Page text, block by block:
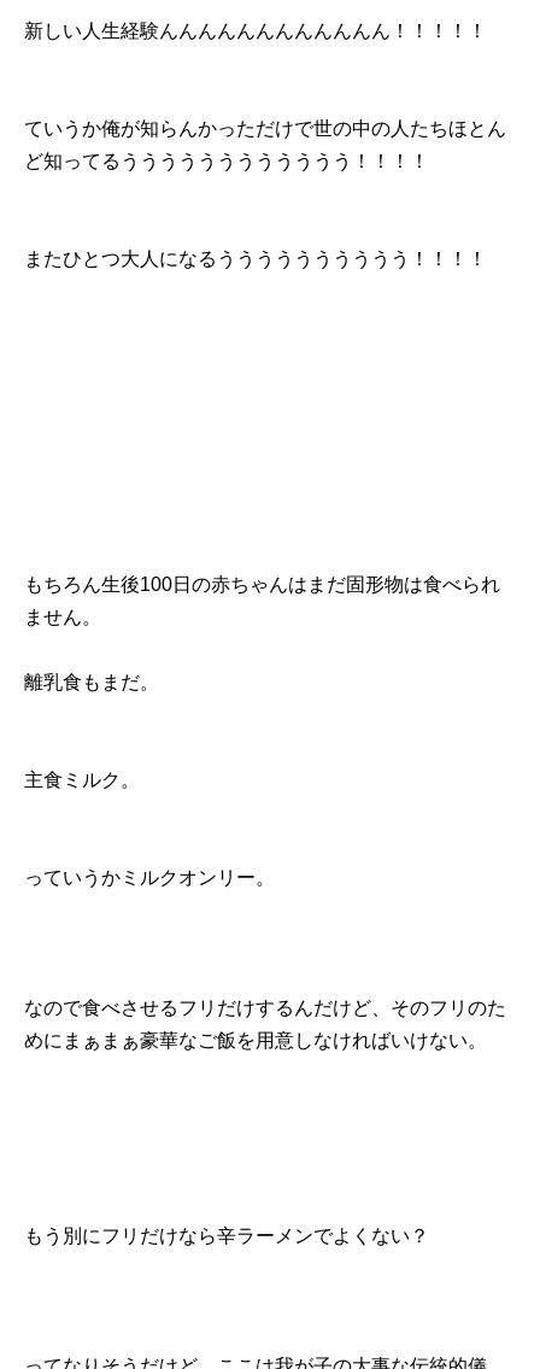
新しい人生経験んんんんんんんんんんんん！！！！！
ていうか俺が知らんかっただけで世の中の人たちほとん
ど知ってるうううううううううううう！！！！
またひとつ大人になるうううううううううう！！！！
もちろん生後100日の赤ちゃんはまだ固形物は食べられ
ません。
離乳食もまだ。
主食ミルク。
っていうかミルクオンリー。
なので食べさせるフリだけするんだけど、そのフリのた
めにまぁまぁ豪華なご飯を用意しなければいけない。
もう別にフリだけなら辛ラーメンでよくない？